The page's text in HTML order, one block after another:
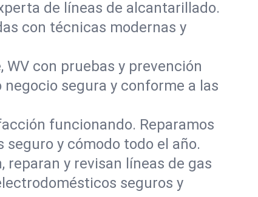
de líneas de alcantarillado.
con técnicas modernas y
con pruebas y prevención
segura y conforme a las
funcionando. Reparamos
y cómodo todo el año.
y revisan líneas de gas
seguros y